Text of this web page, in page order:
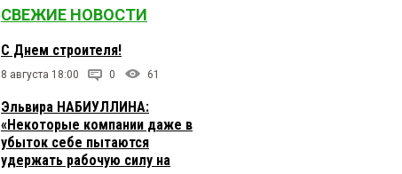
СВЕЖИЕ НОВОСТИ
С Днем строителя!
8 августа 18:00 0 61
Эльвира НАБИУЛЛИНА:
«Некоторые компании даже в
убыток себе пытаются
удержать рабочую силу на